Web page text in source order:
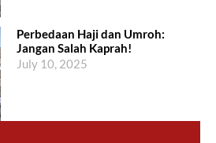
Perbedaan Haji dan Umroh:
Jangan Salah Kaprah!
July 10, 2025